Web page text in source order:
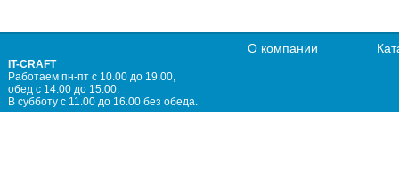
IT-CRAFT
Работаем пн-пт с 10.00 до 19.00,
обед с 14.00 до 15.00.
В субботу с 11.00 до 16.00 без обеда.
О компании